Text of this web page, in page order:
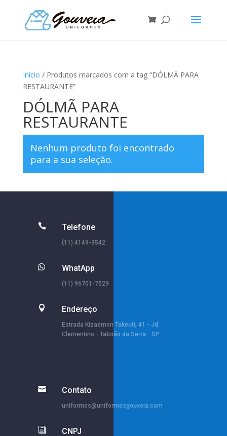
Início / Produtos marcados com a tag “DÓLMÃ PARA
RESTAURANTE”
DÓLMÃ PARA
RESTAURANTE
Nenhum produto foi encontrado
para a sua seleção.
 Telefone
(11) 4149-3542
 WhatApp
(11) 96701-7529
 Endereço
Estrada Kizaemon Takeuti, 41 - Jd.
Clementino - Taboão da Serra - SP
 Contato
uniformes@uniformesgouveia.com
i CNPJ